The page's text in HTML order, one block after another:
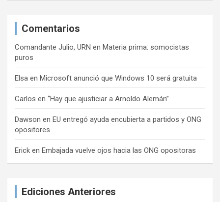
Comentarios
Comandante Julio, URN en Materia prima: somocistas
puros
Elsa en Microsoft anunció que Windows 10 será gratuita
Carlos en “Hay que ajusticiar a Arnoldo Alemán”
Dawson en EU entregó ayuda encubierta a partidos y ONG
opositores
Erick en Embajada vuelve ojos hacia las ONG opositoras
Ediciones Anteriores